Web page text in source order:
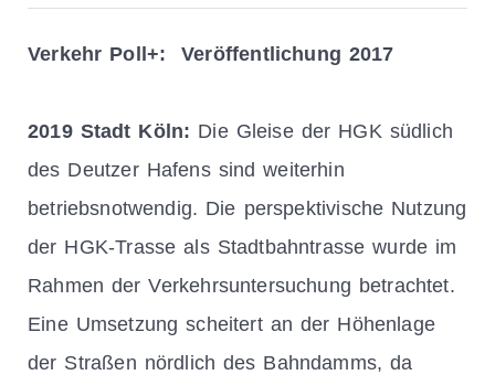
Verkehr Poll+: Veröffentlichung 2017
2019 Stadt Köln: Die Gleise der HGK südlich
des Deutzer Hafens sind weiterhin
betriebsnotwendig. Die perspektivische Nutzung
der HGK-Trasse als Stadtbahntrasse wurde im
Rahmen der Verkehrsuntersuchung betrachtet.
Eine Umsetzung scheitert an der Höhenlage
der Straßen nördlich des Bahndamms, da